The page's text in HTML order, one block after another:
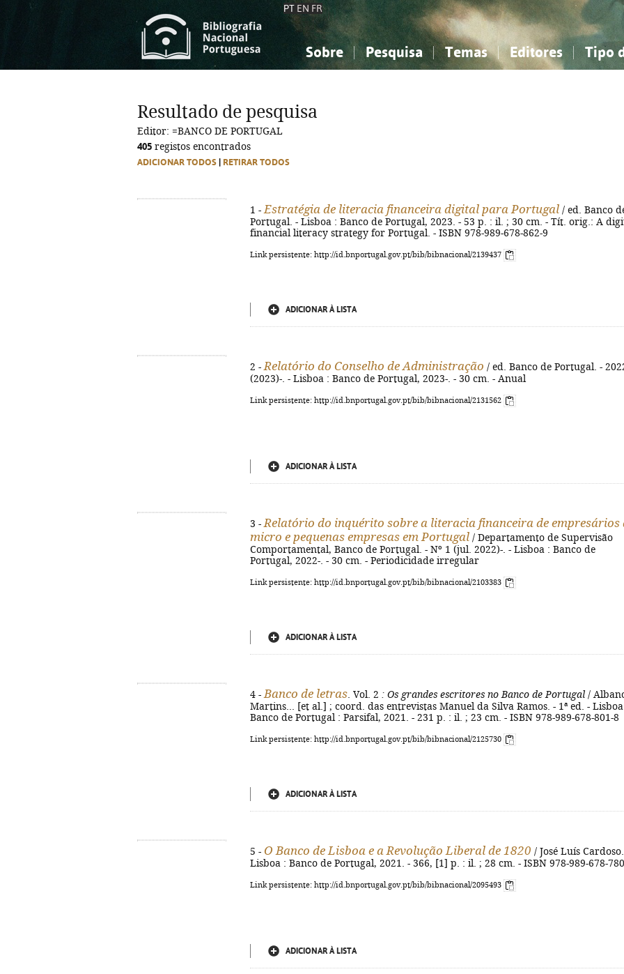
PT EN FR
Sobre Pesquisa Temas
Ciências sociais...
Editores Tipo
Ciências sociais...
Resultado de pesquisa
Editor: =BANCO DE PORTUGAL
405 registos encontrados
ADICIONAR TODOS RETIRAR TODOS
1 - Estratégia de literacia financeira digital para Portugal / ed. Banco
Portugal. - Lisboa : Banco de Portugal, 2023. - 53 p. : il. ; 30 cm. - Tít. orig.: A
financial literacy strategy for Portugal. - ISBN 978-989-678-862-9
Link persistente: http://id.bnportugal.gov.pt/bib/bibnacional/2139437
ADICIONAR À LISTA
2 - Relatório do Conselho de Administração / ed. Banco de Portugal. -
(2023)-. - Lisboa : Banco de Portugal, 2023-. - 30 cm. - Anual
Link persistente: http://id.bnportugal.gov.pt/bib/bibnacional/2131562
ADICIONAR À LISTA
3 - Relatório do inquérito sobre a literacia financeira de empresários
micro e pequenas empresas em Portugal / Departamento de Supervisão
Comportamental, Banco de Portugal. - Nº 1 (jul. 2022)-. - Lisboa : Banco de
Portugal, 2022-. - 30 cm. - Periodicidade irregular
Link persistente: http://id.bnportugal.gov.pt/bib/bibnacional/2103383
ADICIONAR À LISTA
4 - Banco de letras . Vol. 2 : Os grandes escritores no Banco de Portugal /
Martins... [et al.] ; coord. das entrevistas Manuel da Silva Ramos. - 1ª ed. -
Banco de Portugal : Parsifal, 2021. - 231 p. : il. ; 23 cm. - ISBN 978-989-678-801-8
Link persistente: http://id.bnportugal.gov.pt/bib/bibnacional/2125730
ADICIONAR À LISTA
5 - O Banco de Lisboa e a Revolução Liberal de 1820 / José Luís
Lisboa : Banco de Portugal, 2021. - 366, [1] p. : il. ; 28 cm. - ISBN 978-989-678-
Link persistente: http://id.bnportugal.gov.pt/bib/bibnacional/2095493
ADICIONAR À LISTA